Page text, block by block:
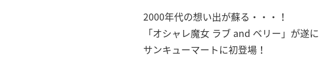
2000年代の想い出が蘇る・・・！
「オシャレ魔女 ラブ and ベリー」が遂に
サンキューマートに初登場！